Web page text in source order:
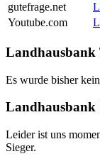
gutefrage.net
Youtube.com
Landhausbank
Es wurde bisher
Landhausbank
Leider ist uns
Sieger.